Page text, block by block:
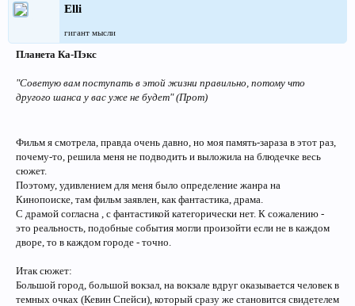
Elli
гигант мысли
Планета Ка-Пэкс
"Советую вам поступать в этой жизни правильно, потому что
другого шанса у вас уже не будет" (Прот)
Фильм я смотрела, правда очень давно, но моя память-зараза в этот раз,
почему-то, решила меня не подводить и выложила на блюдечке весь
сюжет.
Поэтому, удивлением для меня было определение жанра на
Кинопоиске, там фильм заявлен, как фантастика, драма.
С драмой согласна , с фантастикой категорически нет. К сожалению -
это реальность, подобные события могли произойти если не в каждом
дворе, то в каждом городе - точно.
Итак сюжет:
Большой город, большой вокзал, на вокзале вдруг оказывается человек в
темных очках (Кевин Спейси), который сразу же становится свидетелем